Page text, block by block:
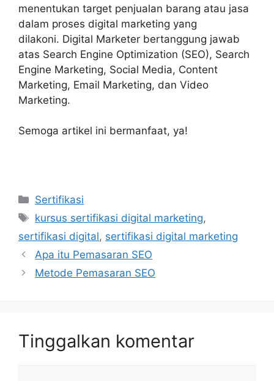
menentukan target penjualan barang atau jasa
dalam proses digital marketing yang
dilakoni. Digital Marketer bertanggung jawab
atas Search Engine Optimization (SEO), Search
Engine Marketing, Social Media, Content
Marketing, Email Marketing, dan Video
Marketing.
Semoga artikel ini bermanfaat, ya!
Kategori
Sertifikasi
Tag
kursus sertifikasi digital marketing,
sertifikasi digital, sertifikasi digital marketing
Apa itu Pemasaran SEO
Metode Pemasaran SEO
Tinggalkan komentar